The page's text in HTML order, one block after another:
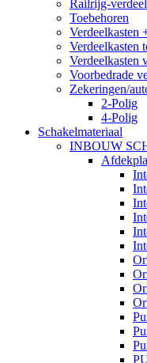
Railrijg-
Toebehoren
Verdeelkasten
Verdeelkasten
Voorbedrade
Zekeringen/
2-Polig
4-Polig
Schakelmateriaal
INBOUW